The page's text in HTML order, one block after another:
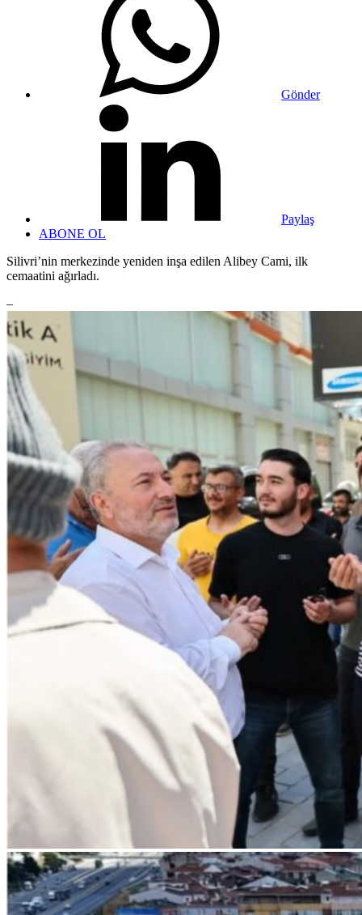
Gönder
Paylaş
ABONE OL
Silivri’nin merkezinde yeniden inşa edilen Alibey Cami, ilk
cemaatini ağırladı.
–